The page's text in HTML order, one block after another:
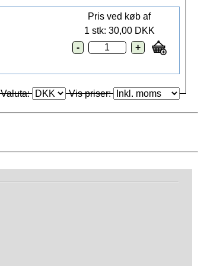
Pris ved køb af
1 stk: 30,00 DKK
Valuta: Vis priser: